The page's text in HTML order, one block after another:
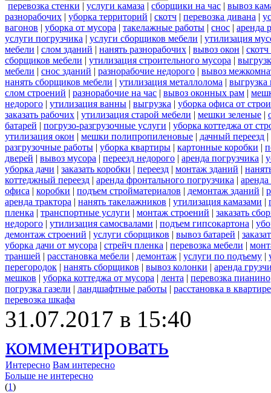
перевозка стенки | услуги камаза | сборщики на час | вывоз
разнорабочих | уборка территорий | скотч | перевозка дивана |
вагонов | уборка от мусора | такелажные работы | снос | аренда
услуги погрузчика | услуги сборщиков мебели | утилизация
мебели | слом зданий | нанять разнорабочих | вывоз окон |
сборщиков мебели | утилизация строительного мусора |
мебели | снос зданий | разнорабочие недорого | вывоз
нанять сборщиков мебели | утилизация металлолома | выгрузка
слом строений | разнорабочие на час | вывоз оконных рам |
недорого | утилизация ванны | выгрузка | уборка офиса от
заказать рабочих | утилизация старой мебели | мешки зеленые |
батарей | погрузо-разгрузочные услуги | уборка коттеджа от
утилизация окон | мешки полипропиленовые | дачный переезд |
разгрузочные работы | уборка квартиры | картонные коробки |
дверей | вывоз мусора | переезд недорого | аренда погрузчика |
уборка дачи | заказать коробки | переезд | монтаж зданий |
коттеджный переезд | аренда фронтального погрузчика |
офиса | коробки | подъем стройматериалов | демонтаж зданий |
аренда трактора | нанять такелажников | утилизация камазами |
пленка | транспортные услуги | монтаж строений | заказать
недорого | утилизация самосвалами | подъем гипсокартона |
демонтаж строений | услуги сборщиков | вывоз батарей |
уборка дачи от мусора | стрейч пленка | перевозка мебели |
траншей | расстановка мебели | демонтаж | услуги по подъему |
перегородок | нанять сборщиков | вывоз колонки | аренда
мешков | уборка коттеджа от мусора | лента | перевозка пианино
погрузка газели | ландшафтные работы | расстановка в квартире
перевозка шкафа
31.07.2017 в 15:40
комментировать
Интересно Вам интересно
Больше не интересно
(1)